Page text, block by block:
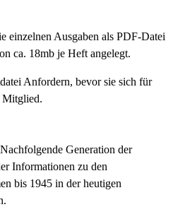
einzelnen Ausgaben als PDF-Datei
ca. 18mb je Heft angelegt.
Anfordern, bevor sie sich für
Mitglied.
Generation der
Informationen zu den
bis 1945 in der heutigen